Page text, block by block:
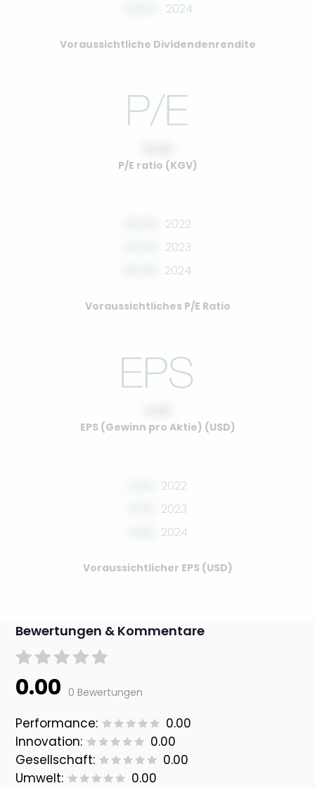
2024
Voraussichtliche Dividendenrendite
P/E ratio (KGV)
2022
2023
2024
Voraussichtliches P/E Ratio
EPS (Gewinn pro Aktie) (USD)
2022
2023
2024
Voraussichtlicher EPS (USD)
Bewertungen & Kommentare
0.00 0 Bewertungen
Performance:
0.00
Innovation:
0.00
Gesellschaft:
0.00
Umwelt:
0.00